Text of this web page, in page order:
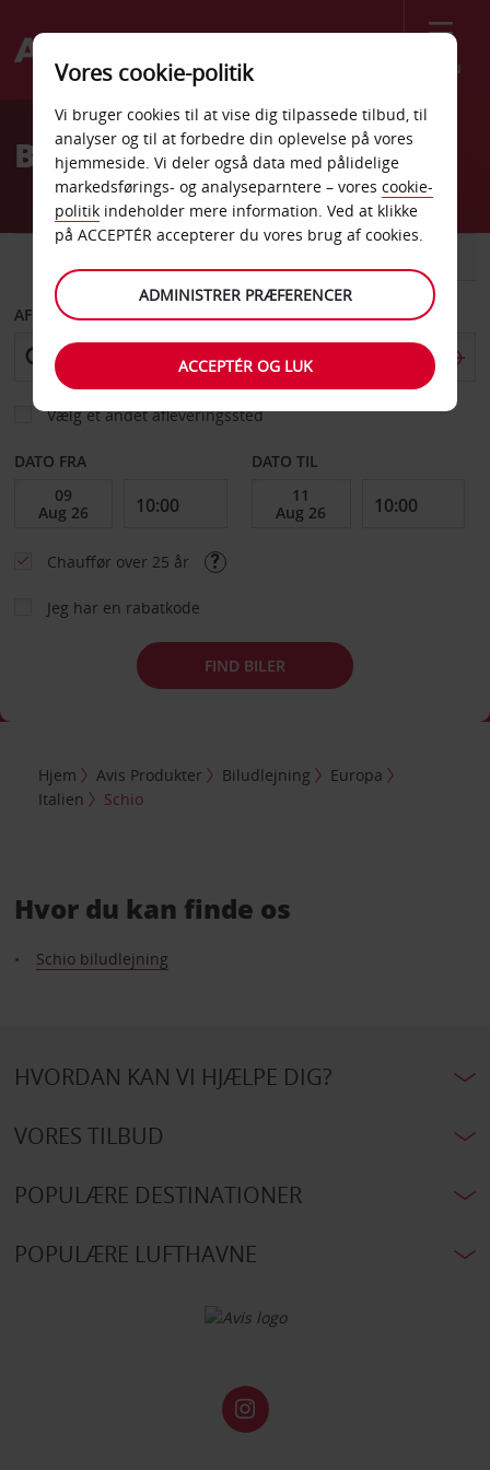
Menu
Welcome
AvisBilleje Schio
AFHENT FRA
Vælg et andet afleveringssted
DATO FRA DATO TIL
Chauffør over 25 år
Jeg har en rabatkode
FIND BILER
Hjem Avis Produkter Biludlejning
Europa
Italien
Schio
Hvor du kan finde os
Schio biludlejning
HVORDAN KAN VI HJÆLPE DIG?
VORES TILBUD
POPULÆRE DESTINATIONER
POPULÆRE LUFTHAVNE
Vores cookie-politik
Vi bruger cookies til at vise dig tilpassede tilbud, til
analyser og til at forbedre din oplevelse på vores
hjemmeside. Vi deler også data med pålidelige
markedsførings- og analyseparntere – vores cookie-
politik indeholder mere information. Ved at klikke
på ACCEPTÉR accepterer du vores brug af cookies.
ADMINISTRER PRÆFERENCER
ACCEPTÉR OG LUK